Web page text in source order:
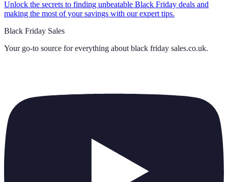
Unlock the secrets to finding unbeatable Black Friday deals and
making the most of your savings with our expert tips.
Black Friday Sales
Your go-to source for everything about black friday sales.co.uk.